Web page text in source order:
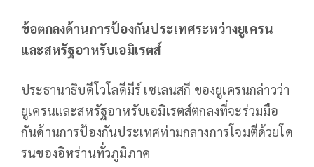
ข้อตกลงด้านการป้องกันประเทศระหว่างยูเครน
และสหรัฐอาหรับเอมิเรตส์
ประธานาธิบดีโวโลดีมีร์ เซเลนสกี ของยูเครนกล่าวว่า
ยูเครนและสหรัฐอาหรับเอมิเรตส์ตกลงที่จะร่วมมือ
กันด้านการป้องกันประเทศท่ามกลางการโจมตีด้วยโด
รนของอิหร่านทั่วภูมิภาค